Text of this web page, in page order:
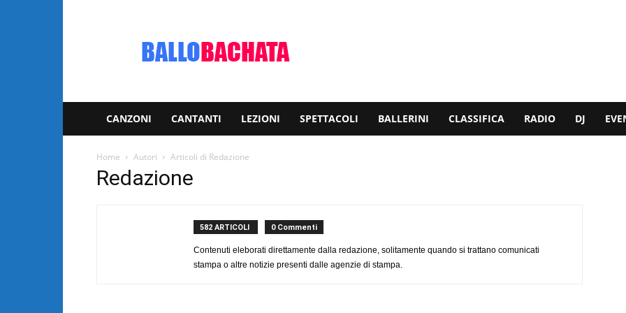
video
CANZONI CANTANTI LEZIONI SPETTACOLI BALLERINI CLASSIFICA RADIO DJ
Home Autori Articoli di Redazione
Redazione
582 ARTICOLI 0 Commenti
Contenuti eleborati direttamente dalla redazione, solitamente quando si trattano comunicati
stampa o altre notizie presenti dalle agenzie di stampa.